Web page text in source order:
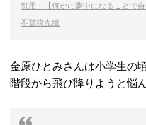
引用：【何かに夢中になることで
不登校克服
金原ひとみさんは小学生の
階段から飛び降りようと悩